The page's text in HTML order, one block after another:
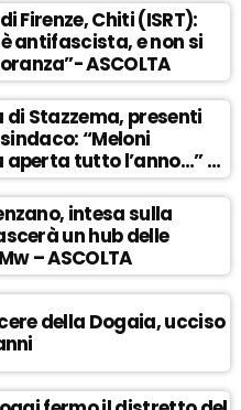
Firenze, Chiti (ISRT):
antifascista, e non si
ASCOLTA
di Stazzema, presenti
“Meloni
aperta tutto l’anno…” –
intesa sulla
un hub delle
– ASCOLTA
della Dogaia, ucciso